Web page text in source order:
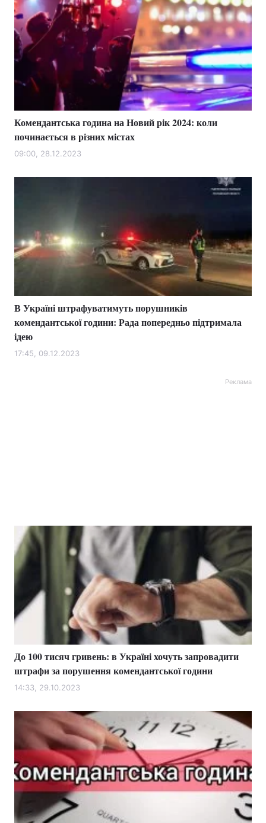
Комендантська година на Новий рік 2024: коли
починається в різних містах
09:00, 28.12.2023
В Україні штрафуватимуть порушників
комендантської години: Рада попередньо підтримала
ідею
17:45, 09.12.2023
Реклама
До 100 тисяч гривень: в Україні хочуть запровадити
штрафи за порушення комендантської години
14:33, 29.10.2023